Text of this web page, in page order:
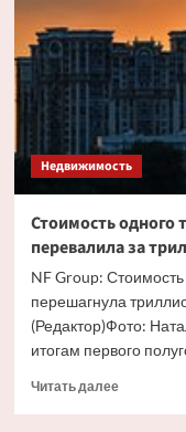
элитного
жилья
в
Москве
Недвижимость
Стоимость одного
перевалила за
NF Group:
перешагнула
(Редактор)Фото:
итогам первого
Читать далееПрочитать